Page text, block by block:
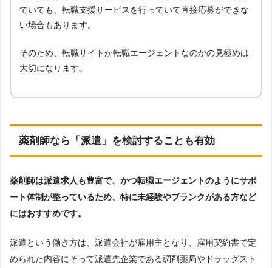
ていても、転職支援サービスを行っていて直接応募ができな
い場合もあります。
そのため、転職サイトか転職エージェントなのかの見極めは
大切になります。
薬剤師なら「派遣」を検討することも有効
薬剤師は派遣求人も豊富で、かつ転職エージェントのようにサポ
ート体制が整っているため、特に未経験やブランクがある方など
にはおすすめです。
派遣という働き方は、派遣会社が雇用主となり、雇用契約書で定
められた内容にそって派遣先企業である調剤薬局やドラッグスト